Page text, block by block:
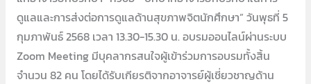
ดูแลและการส่งต่อการดูแลด้านสุขภาพจิตนักศึกษา” วันพุธที่ 5
กุมภาพันธ์ 2568 เวลา 13.30-15.30 น. อบรมออนไลน์ผ่านระบบ
Zoom Meeting มีบุคลากรสนใจผู้เข้าร่วมการอบรมทั้งสิ้น
จำนวน 82 คน โดยได้รับเกียรติจากอาจารย์ผู้เชี่ยวชาญด้าน